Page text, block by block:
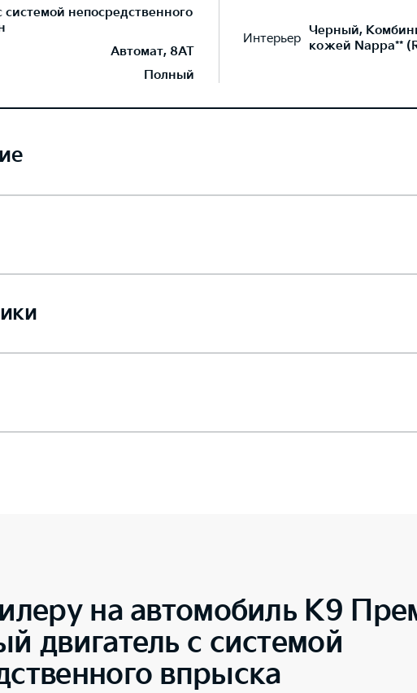
непосредственного
Автомат, 8AT
Полный
Интерьер Черный,
кожей Nappa**
на автомобиль K9
двигатель с системой
впрыска